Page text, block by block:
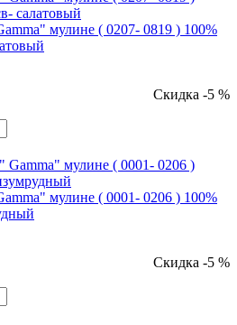
мулине ( 0207- 0819 ) 100%
Скидка -5 %
мулине ( 0001- 0206 ) 100%
Скидка -5 %